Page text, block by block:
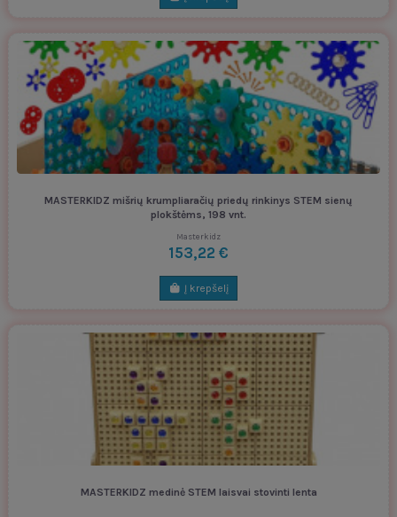
MASTERKIDZ mišrių krumpliaračių priedų rinkinys STEM sienų
plokštėms, 198 vnt.
Masterkidz
153,22 €
Į krepšelį
MASTERKIDZ medinė STEM laisvai stovinti lenta